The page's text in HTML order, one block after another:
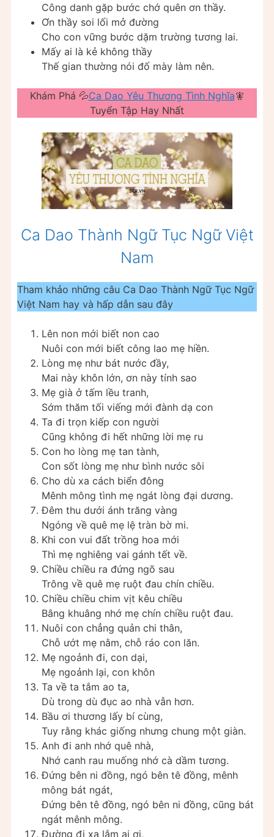
Công danh gặp bước chớ quên ơn thầy.
Ơn thầy soi lối mở đường
Cho con vững bước dặm trường tương lai.
Mấy ai là kẻ không thầy
Thế gian thường nói đố mày làm nên.
Khám Phá 💦Ca Dao Yêu Thương Tình Nghĩa🧚
Tuyển Tập Hay Nhất
Ca Dao Thành Ngữ Tục Ngữ Việt
Nam
Tham khảo những câu Ca Dao Thành Ngữ Tục Ngữ
Việt Nam hay và hấp dẫn sau đây
Lên non mới biết non cao
Nuôi con mới biết công lao mẹ hiền.
Lòng mẹ như bát nước đầy,
Mai này khôn lớn, ơn này tính sao
Mẹ già ở tấm lều tranh,
Sớm thăm tối viếng mới đành dạ con
Ta đi trọn kiếp con người
Cũng không đi hết những lời mẹ ru
Con ho lòng mẹ tan tành,
Con sốt lòng mẹ như bình nước sôi
Cho dù xa cách biển đông
Mênh mông tình mẹ ngát lòng đại dương.
Đêm thu dưới ánh trăng vàng
Ngóng về quê mẹ lệ tràn bờ mi.
Khi con vui đất trồng hoa mới
Thì mẹ nghiêng vai gánh tết về.
Chiều chiều ra đứng ngõ sau
Trông về quê mẹ ruột đau chín chiều.
Chiều chiều chim vịt kêu chiều
Bâng khuâng nhớ mẹ chín chiều ruột đau.
Nuôi con chẳng quản chi thân,
Chỗ ướt mẹ nằm, chỗ ráo con lăn.
Mẹ ngoảnh đi, con dại,
Mẹ ngoảnh lại, con khôn
Ta về ta tắm ao ta,
Dù trong dù đục ao nhà vẫn hơn.
Bầu ơi thương lấy bí cùng,
Tuy rằng khác giống nhưng chung một giàn.
Anh đi anh nhớ quê nhà,
Nhớ canh rau muống nhớ cà dầm tương.
Đứng bên ni đồng, ngó bên tê đồng, mênh
mông bát ngát,
Đứng bên tê đồng, ngó bên ni đồng, cũng bát
ngát mênh mông.
Đường đi xa lắm ai ơi,